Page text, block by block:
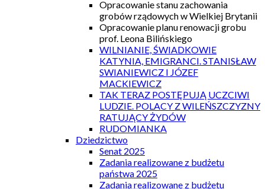
Opracowanie stanu zachowania
grobów rządowych w Wielkiej Brytanii
Opracowanie planu renowacji grobu
prof. Leona Bilińskiego
WILNIANIE, ŚWIADKOWIE
KATYNIA, EMIGRANCI. STANISŁAW
SWIANIEWICZ I JÓZEF
MACKIEWICZ
TAK TERAZ POSTĘPUJĄ UCZCIWI
LUDZIE. POLACY Z WILEŃSZCZYZNY
RATUJĄCY ŻYDÓW
RUDOMIANKA
Dziedzictwo
Senat 2025
Zadania realizowane z budżetu
państwa 2025
Zadania realizowane z budżetu